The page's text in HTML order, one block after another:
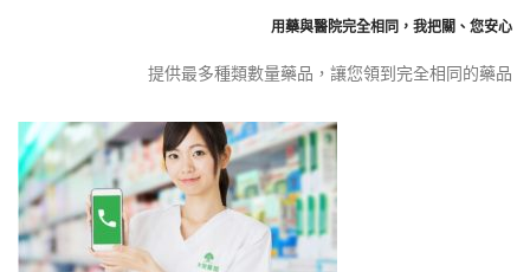
用藥與醫院完全相同，我把關、您安心
提供最多種類數量藥品，讓您領到完全相同的藥品